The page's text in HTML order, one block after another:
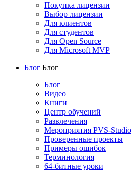
Покупка лицензии
Выбор лицензии
Для клиентов
Для студентов
Для Open Source
Для Microsoft MVP
Блог Блог
Блог
Видео
Книги
Центр обучений
Развлечения
Мероприятия PVS-Studio
Проверенные проекты
Примеры ошибок
Терминология
64-битные уроки